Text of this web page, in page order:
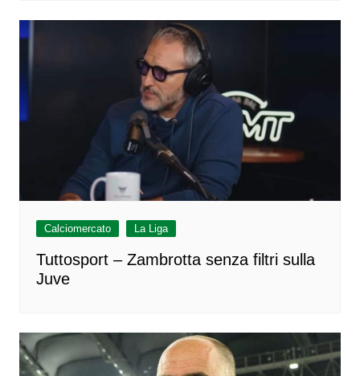
Calciomercato La Liga
Tuttosport – Zambrotta senza filtri sulla
Juve